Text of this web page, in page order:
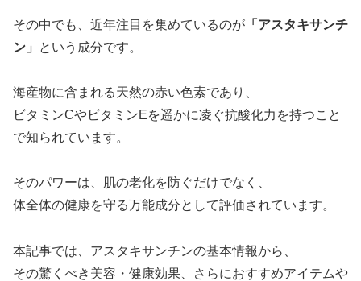
その中でも、近年注目を集めているのが 「アスタキサンチ
ン」
という成分です。
海産物に含まれる天然の赤い色素であり、
ビタミンCやビタミンEを遥かに凌ぐ抗酸化力を持つこと
で知られています。
そのパワーは、肌の老化を防ぐだけでなく、
体全体の健康を守る万能成分として評価されています。
本記事では、アスタキサンチンの基本情報から、
その驚くべき美容・健康効果、さらにおすすめアイテムや